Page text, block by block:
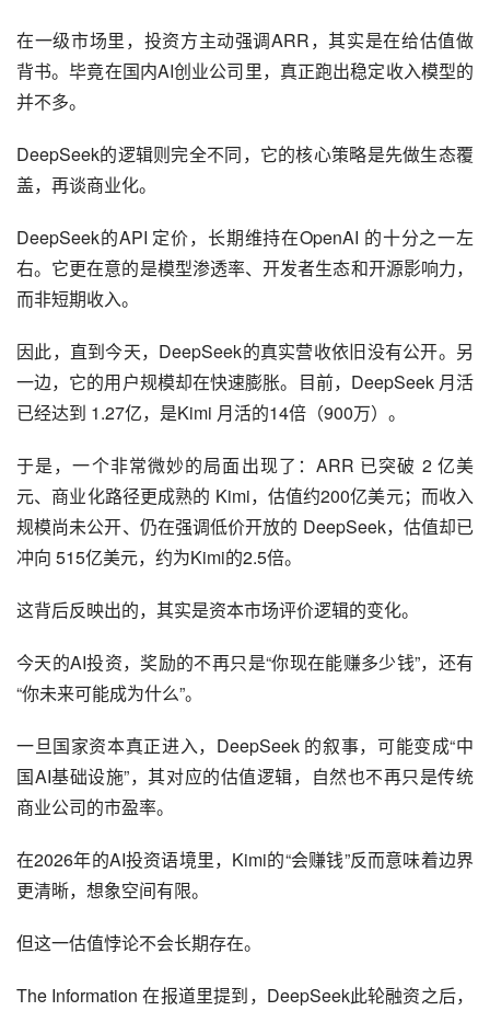
在一级市场里，投资方主动强调ARR，其实是在给估值做
背书。毕竟在国内AI创业公司里，真正跑出稳定收入模型的
并不多。
DeepSeek的逻辑则完全不同，它的核心策略是先做生态覆
盖，再谈商业化。
DeepSeek的API 定价，长期维持在OpenAI 的十分之一左
右。它更在意的是模型渗透率、开发者生态和开源影响力，
而非短期收入。
因此，直到今天，DeepSeek的真实营收依旧没有公开。另
一边，它的用户规模却在快速膨胀。目前，DeepSeek 月活
已经达到 1.27亿，是Kimi 月活的14倍（900万）。
于是，一个非常微妙的局面出现了：ARR 已突破 2 亿美
元、商业化路径更成熟的 Kimi，估值约200亿美元；而收入
规模尚未公开、仍在强调低价开放的 DeepSeek，估值却已
冲向 515亿美元，约为Kimi的2.5倍。
这背后反映出的，其实是资本市场评价逻辑的变化。
今天的AI投资，奖励的不再只是“你现在能赚多少钱”，还有
“你未来可能成为什么”。
一旦国家资本真正进入，DeepSeek 的叙事，可能变成“中
国AI基础设施”，其对应的估值逻辑，自然也不再只是传统
商业公司的市盈率。
在2026年的AI投资语境里，Kimi的“会赚钱”反而意味着边界
更清晰，想象空间有限。
但这一估值悖论不会长期存在。
The Information 在报道里提到，DeepSeek此轮融资之后，